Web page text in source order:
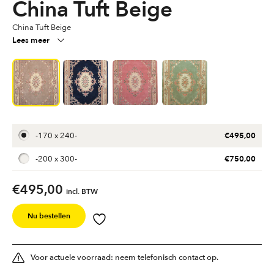
China Tuft Beige
China Tuft Beige
Lees meer
-170 x 240- €495,00
-200 x 300- €750,00
€495,00 incl. BTW
Nu bestellen
Voor actuele voorraad: neem telefonisch contact op.